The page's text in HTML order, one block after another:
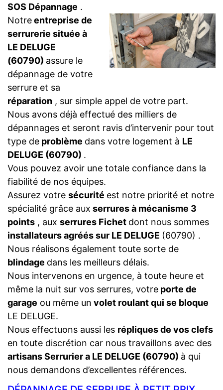
SOS Dépannage .
Notreentreprise de
serrurerie située à
LE DELUGE
(60790) assure le
dépannage de votre
serrure et sa
réparation , sur simple appel de votre part.
Nous avons déjà effectué des milliers de
dépannages et seront ravis d’intervenir pour tout
type de problème dans votre logement à LE
DELUGE (60790) .
Vous pouvez avoir une totale confiance dans la
fiabilité de nos équipes.
Assurez votre sécurité est notre priorité et notre
spécialité grâce aux serrures à mécanisme 3
points , aux serrures Fichet dont nous sommes
installateurs agréés sur LE DELUGE (60790) .
Nous réalisons également toute sorte de
blindage dans les meilleurs délais.
Nous intervenons en urgence, à toute heure et
même la nuit sur vos serrures, votre porte de
garage ou même un volet roulant qui se bloque
LE DELUGE.
Nous effectuons aussi les répliques de vos clefs
en toute discrétion car nous travaillons avec des
artisans Serrurier a LE DELUGE (60790) à qui
nous demandons d’excellentes références.